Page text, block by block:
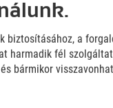
oder
Karte.
GPX Download
biztosításához, a
harmadik fél
bármikor